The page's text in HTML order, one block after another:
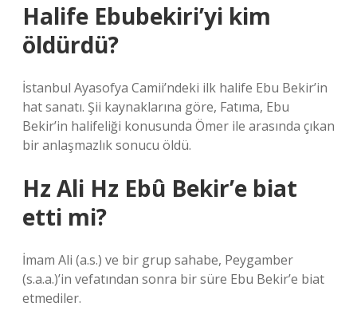
Halife Ebubekiri’yi kim
öldürdü?
İstanbul Ayasofya Camii’ndeki ilk halife Ebu Bekir’in
hat sanatı. Şii kaynaklarına göre, Fatıma, Ebu
Bekir’in halifeliği konusunda Ömer ile arasında çıkan
bir anlaşmazlık sonucu öldü.
Hz Ali Hz Ebû Bekir’e biat
etti mi?
İmam Ali (a.s.) ve bir grup sahabe, Peygamber
(s.a.a.)’in vefatından sonra bir süre Ebu Bekir’e biat
etmediler.